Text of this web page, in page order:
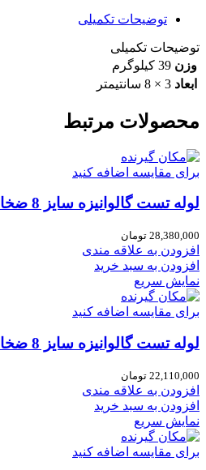
توضیحات تکمیلی
توضیحات تکمیلی
وزن 39 کیلوگرم
ابعاد 3 × 8 سانتیمتر
محصولات مرتبط
برای مقایسه اضافه کنید
لوله تست گالوانیزه سایز 8 ضخامت 3.5 وزن 43
28,380,000 تومان
افزودن به علاقه مندی
افزودن به سبد خرید
نمایش سریع
برای مقایسه اضافه کنید
لوله تست گالوانیزه سایز 8 ضخامت 2.5 وزن 33.5
22,110,000 تومان
افزودن به علاقه مندی
افزودن به سبد خرید
نمایش سریع
برای مقایسه اضافه کنید